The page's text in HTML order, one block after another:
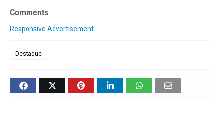
Comments
Responsive Advertisement
Destaque